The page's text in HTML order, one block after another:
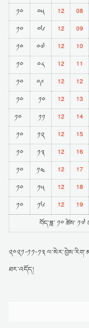
༡༠
༠༥ 12 08
༡༠
༠༦ 12 09
༡༠
༠༧ 12 10
༡༠
༠༨ 12 11
༡༠
༠༩ 12 12
༡༠
༡༠ 12 13
༡༠
༡༡ 12 14
༡༠
༡༢ 12 15
༡༠
༡༣ 12 16
༡༠
༡༤ 12 17
༡༠
༡༥ 12 18
༡༠
༡༦ 12 19
བོད་ཟླ་ ༡༠ ཚེས་
༢༠༢༡-༡༡-༡༣
ཐར་འདོད།